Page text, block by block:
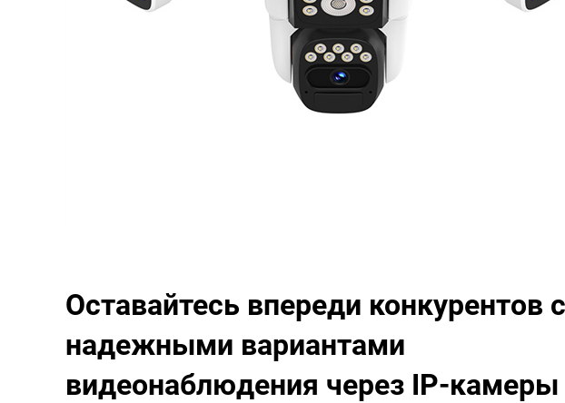
Оставайтесь впереди конкурентов с
надежными вариантами
видеонаблюдения через IP-камеры